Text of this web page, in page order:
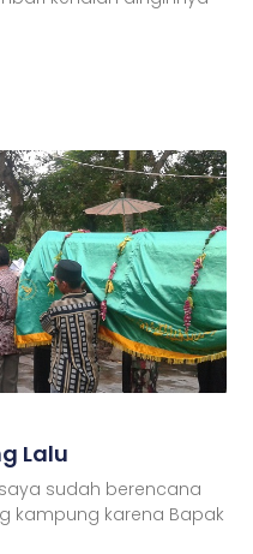
Lalu
saya sudah berencana
kampung karena Bapak